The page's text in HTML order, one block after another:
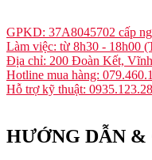
GPKD: 37A8045702 cấp
Làm việc: từ 8h30 - 18h00
Địa chỉ: 200 Đoàn Kết,
Hotline mua hàng:
Hỗ trợ kỹ thuật:
HƯỚNG DẪN &